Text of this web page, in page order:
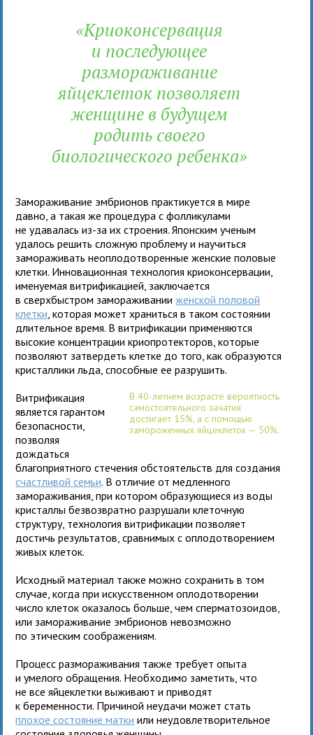
«Криоконсервация
и последующее
размораживание
яйцеклеток позволяет
женщине в будущем
родить своего
биологического ребенка»
Замораживание эмбрионов практикуется в мире
давно, а такая же процедура с фолликулами
не удавалась из-за их строения. Японским ученым
удалось решить сложную проблему и научиться
замораживать неоплодотворенные женские половые
клетки. Инновационная технология криоконсервации,
именуемая витрификацией, заключается
в сверхбыстром замораживанииженской половой
клетки , которая может храниться в таком состоянии
длительное время. В витрификации применяются
высокие концентрации криопротекторов, которые
позволяют затвердеть клетке до того, как образуются
кристаллики льда, способные ее разрушить.
В 40-летнем возрасте вероятность
самостоятельного зачатия
достигает 15%, а с помощью
замороженных яйцеклеток — 50%.
Витрификация
является гарантом
безопасности,
позволяя
дождаться
благоприятного стечения обстоятельств для создания
счастливой семьи. В отличие от медленного
замораживания, при котором образующиеся из воды
кристаллы безвозвратно разрушали клеточную
структуру, технология витрификации позволяет
достичь результатов, сравнимых с оплодотворением
живых клеток.
Исходный материал также можно сохранить в том
случае, когда при искусственном оплодотворении
число клеток оказалось больше, чем сперматозоидов,
или замораживание эмбрионов невозможно
по этическим соображениям.
Процесс размораживания также требует опыта
и умелого обращения. Необходимо заметить, что
не все яйцеклетки выживают и приводят
к беременности. Причиной неудачи может стать
плохое состояние матки или неудовлетворительное